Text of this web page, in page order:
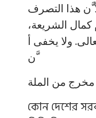
َّن هذا التصرف
الشريعة،
ولا يخفى أ
َّن
مخرج من الملة
কোন দেশের